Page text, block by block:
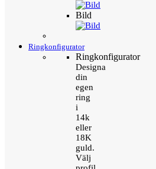
Bild
Ringkonfigurator
Ringkonfigurator
Designa
din
egen
ring
i
14k
eller
18K
guld.
Välj